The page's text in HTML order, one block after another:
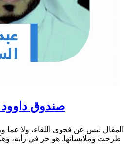
صندوق داوود
المقال ليس عن فحوى اللقاء، ولا عما
طرحت وملابساتها. هو حر في رأيه،